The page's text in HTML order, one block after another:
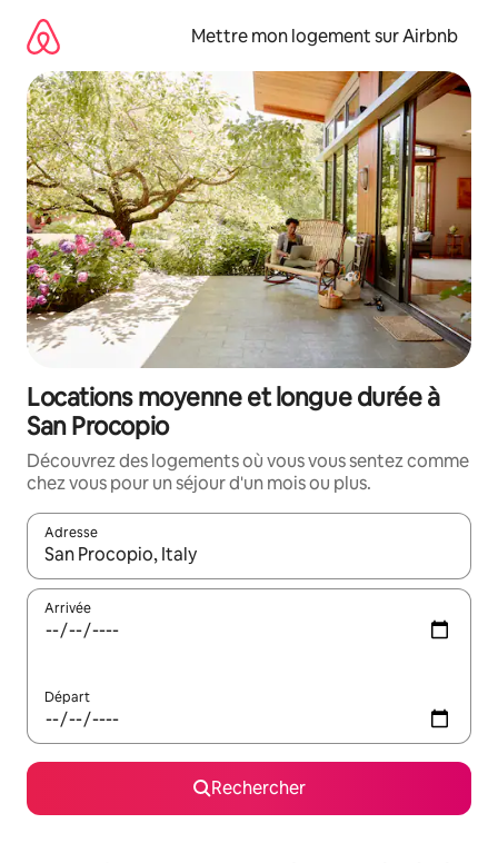
directement
contenu
Mettre mon logement sur Airbnb
Locations moyenne et longue durée à
San Procopio
Découvrez des logements où vous vous sentez comme
chez vous pour un séjour d'un mois ou plus.
Adresse
Lorsque les résultats s'affichent, utilisez les flèches vers le
Arrivée
Départ
Rechercher